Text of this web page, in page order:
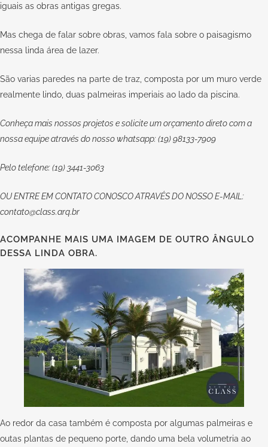
iguais as obras antigas gregas.
Mas chega de falar sobre obras, vamos fala sobre o paisagismo
nessa linda área de lazer.
São varias paredes na parte de traz, composta por um muro verde
realmente lindo, duas palmeiras imperiais ao lado da piscina.
Conheça mais nossos projetos e solicite um orçamento direto com a
nossa equipe através do nosso whatsapp: (19) 98133-7909
Pelo telefone: (19) 3441-3063
OUENTRE EM CONTATO CONOSCOATRAVÉS DO NOSSO E-MAIL:
contato@class.arq.br
ACOMPANHE MAIS UMA IMAGEM DE OUTRO ÂNGULO
DESSA LINDA OBRA.
Ao redor da casa também é composta por algumas palmeiras e
outas plantas de pequeno porte, dando uma bela volumetria ao